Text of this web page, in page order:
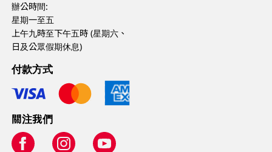
辦公時間:
星期一至五
上午九時至下午五時 (星期六、
日及公眾假期休息)
付款方式
關注我們